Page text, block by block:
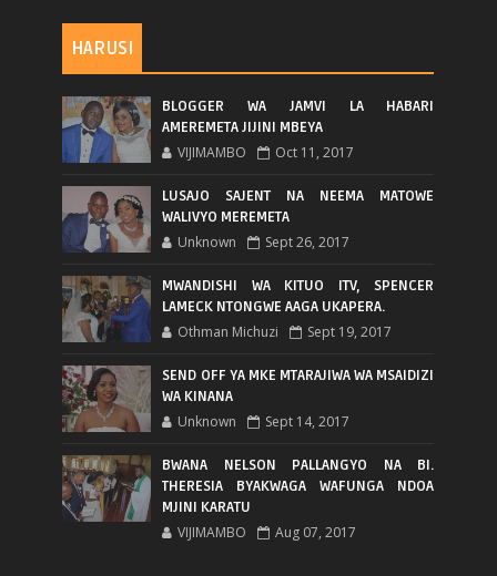
HARUSI
BLOGGER WA JAMVI LA HABARI
AMEREMETA JIJINI MBEYA
VIJIMAMBO Oct 11, 2017
LUSAJO SAJENT NA NEEMA MATOWE
WALIVYO MEREMETA
Unknown Sept 26, 2017
MWANDISHI WA KITUO ITV, SPENCER
LAMECK NTONGWE AAGA UKAPERA.
Othman Michuzi Sept 19, 2017
SEND OFF YA MKE MTARAJIWA WA MSAIDIZI
WA KINANA
Unknown Sept 14, 2017
BWANA NELSON PALLANGYO NA BI.
THERESIA BYAKWAGA WAFUNGA NDOA
MJINI KARATU
VIJIMAMBO Aug 07, 2017